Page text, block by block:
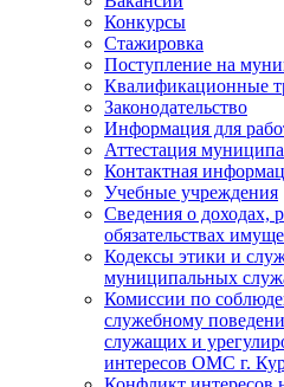
Конкурсы
Стажировка
Поступление на
Квалификационные
Законодательство
Информация для
Аттестация
Контактная
Учебные учреждения
Сведения о доходах,
обязательствах
Кодексы этики и
муниципальных
Комиссии по
служебному
служащих и
интересов ОМС г.